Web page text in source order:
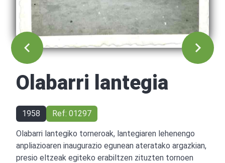
Olabarri lantegia
1958 Ref: 01297
Olabarri lantegiko torneroak, lantegiaren lehenengo
anpliazioaren inaugurazio egunean ateratako argazkian,
presio eltzeak egiteko erabiltzen zituzten tornoen